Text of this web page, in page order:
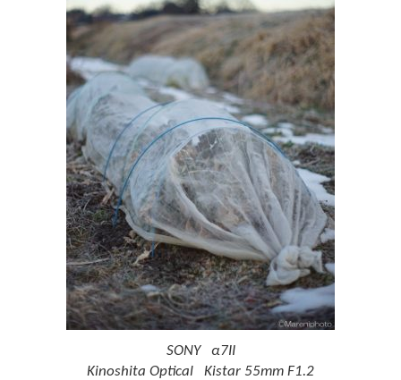
SONY α7II
Kinoshita Optical Kistar 55mm F1.2